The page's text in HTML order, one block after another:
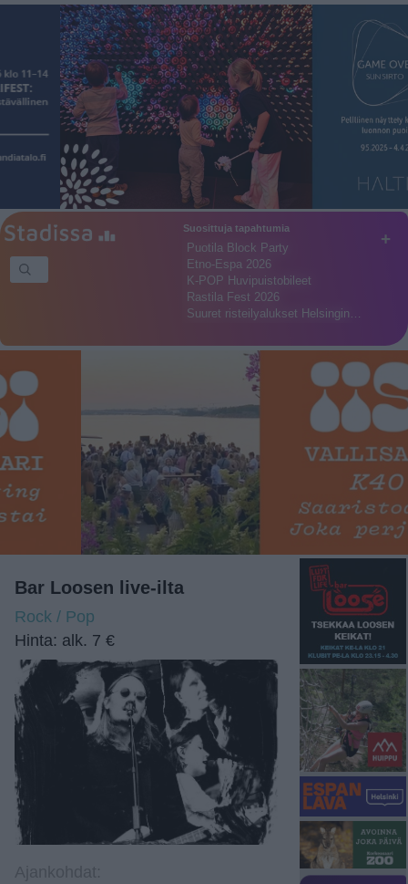
+
Suosittuja tapahtumia
Puotila Block Party
Etno-Espa 2026
K-POP Huvipuistobileet
Rastila Fest 2026
Suuret risteilyalukset Helsingin…
Bar Loosen live-ilta
Rock / Pop
Hinta: alk. 7 €